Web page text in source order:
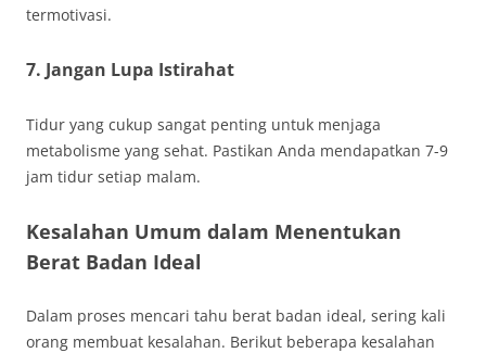
termotivasi.
7. Jangan Lupa Istirahat
Tidur yang cukup sangat penting untuk menjaga
metabolisme yang sehat. Pastikan Anda mendapatkan 7-9
jam tidur setiap malam.
Kesalahan Umum dalam Menentukan
Berat Badan Ideal
Dalam proses mencari tahu berat badan ideal, sering kali
orang membuat kesalahan. Berikut beberapa kesalahan